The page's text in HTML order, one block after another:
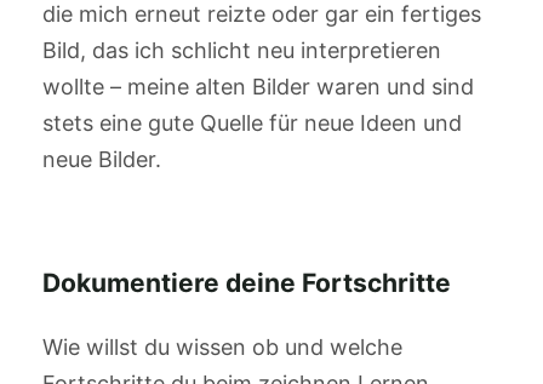
die mich erneut reizte oder gar ein fertiges
Bild, das ich schlicht neu interpretieren
wollte – meine alten Bilder waren und sind
stets eine gute Quelle für neue Ideen und
neue Bilder.
Dokumentiere deine Fortschritte
Wie willst du wissen ob und welche